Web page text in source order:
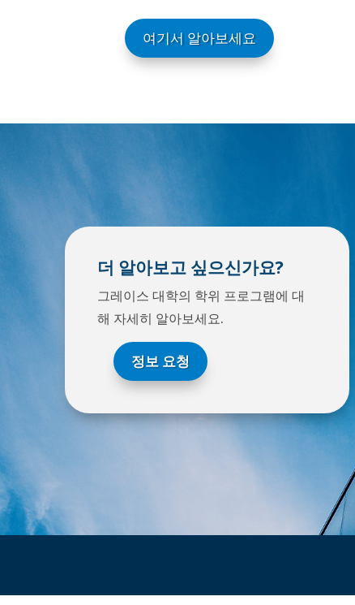
여기서 알아보세요
더 알아보고 싶으신가요?
그레이스 대학의 학위 프로그램에 대
해 자세히 알아보세요.
정보 요청